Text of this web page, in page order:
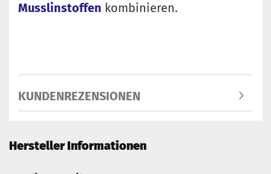
Musslinstoffen kombinieren.
KUNDENREZENSIONEN
Hersteller Informationen